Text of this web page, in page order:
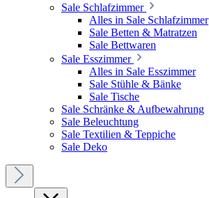
Sale Schlafzimmer
Alles in Sale Schlafzimmer
Sale Betten & Matratzen
Sale Bettwaren
Sale Esszimmer
Alles in Sale Esszimmer
Sale Stühle & Bänke
Sale Tische
Sale Schränke & Aufbewahrung
Sale Beleuchtung
Sale Textilien & Teppiche
Sale Deko